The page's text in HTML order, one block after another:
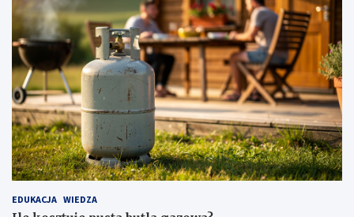
EDUKACJA WIEDZA